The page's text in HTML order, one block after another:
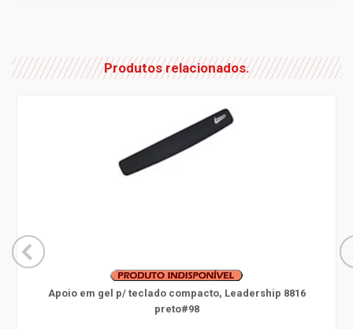
Produtos relacionados.
Apoio em gel p/ teclado compacto, Leadership 8816
preto#98